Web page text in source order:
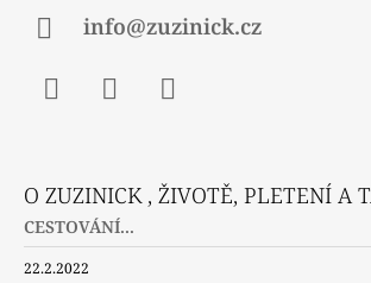
info@zuzinick.cz
O ZUZINICK , ŽIVOTĚ, PLETENÍ A
CESTOVÁNÍ...
22.2.2022